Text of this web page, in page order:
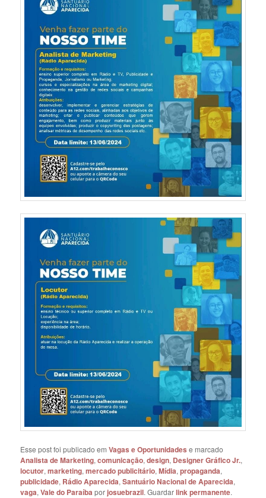
Esse post foi publicado emVagas e Oportunidades e marcado
Analista de Marketing,comunicação,design, Designer Gráfico Jr.,
locutor,marketing,mercado publicitário,Mídia,propaganda,
publicidade, Rádio Aparecida,Santuário Nacional de Aparecida,
vaga,Vale do Paraíba porjosuebrazil. Guardarlink permanente.